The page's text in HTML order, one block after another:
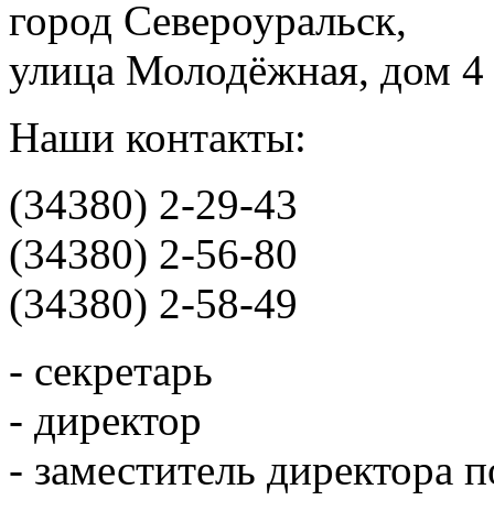
город Североуральск,
улица Молодёжная, дом 4
Наши контакты:
(34380) 2-29-43
(34380) 2-56-80
(34380) 2-58-49
- секретарь
- директор
- заместитель директора